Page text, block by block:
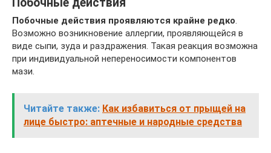
Побочные действия проявляются крайне редко.
Возможно возникновение аллергии, проявляющейся в
виде сыпи, зуда и раздражения. Такая реакция возможна
при индивидуальной непереносимости компонентов
мази.
Читайте также: Как избавиться от прыщей на
лице быстро: аптечные и народные средства